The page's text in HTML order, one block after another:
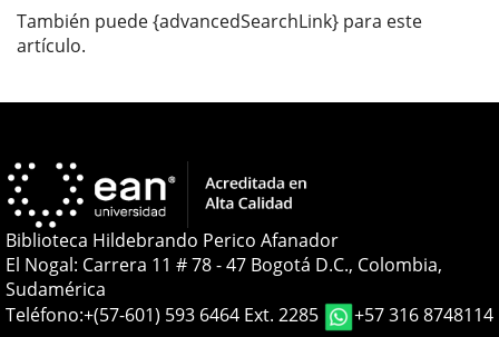
También puede {advancedSearchLink} para este
artículo.
Biblioteca Hildebrando Perico Afanador
El Nogal: Carrera 11 # 78 - 47 Bogotá D.C., Colombia,
Sudamérica
Teléfono:+(57-601) 593 6464 Ext. 2285
+57 316 8748114